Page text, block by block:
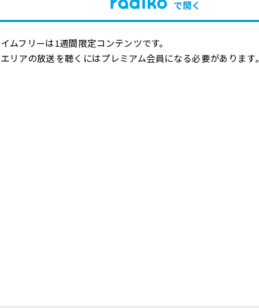
で開く
ムフリーは1週間限定コンテンツです。
リアの放送を聴くにはプレミアム会員になる必要があります。